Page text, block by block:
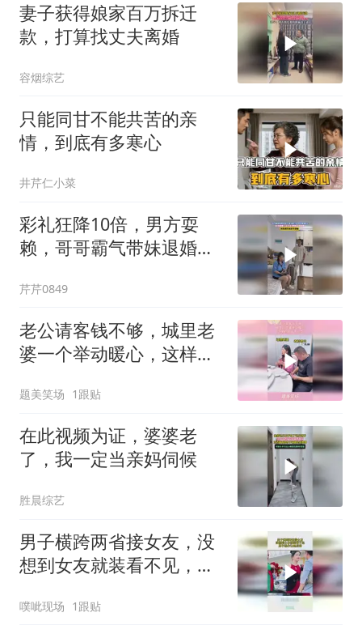
妻子获得娘家百万拆迁
款，打算找丈夫离婚
容烟综艺
只能同甘不能共苦的亲
情，到底有多寒心
井芹仁小菜
彩礼狂降10倍，男方耍
赖，哥哥霸气带妹退婚太
芹芹0849
老公请客钱不够，城里老
婆一个举动暖心，这样的
题美笑场 1跟贴
在此视频为证，婆婆老
了，我一定当亲妈伺候
胜晨综艺
男子横跨两省接女友，没
想到女友就装看不见，男
噗呲现场 1跟贴